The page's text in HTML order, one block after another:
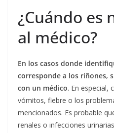
¿Cuándo es
al médico?
En los casos donde
corresponde a los riñones,
con un médico. En especial,
vómitos, fiebre o los
mencionados. Es probable
renales o infecciones